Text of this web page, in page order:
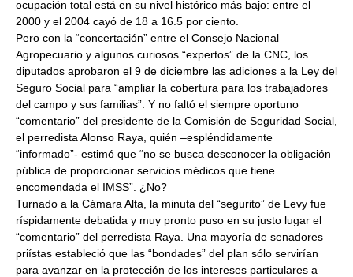
ocupación total está en su nivel histórico más bajo: entre el
2000 y el 2004 cayó de 18 a 16.5 por ciento.
Pero con la “concertación” entre el Consejo Nacional
Agropecuario y algunos curiosos “expertos” de la CNC, los
diputados aprobaron el 9 de diciembre las adiciones a la Ley del
Seguro Social para “ampliar la cobertura para los trabajadores
del campo y sus familias”. Y no faltó el siempre oportuno
“comentario” del presidente de la Comisión de Seguridad Social,
el perredista Alonso Raya, quién –espléndidamente
“informado”- estimó que “no se busca desconocer la obligación
pública de proporcionar servicios médicos que tiene
encomendada el IMSS”. ¿No?
Turnado a la Cámara Alta, la minuta del “segurito” de Levy fue
ríspidamente debatida y muy pronto puso en su justo lugar el
“comentario” del perredista Raya. Una mayoría de senadores
priístas estableció que las “bondades” del plan sólo servirían
para avanzar en la protección de los intereses particulares a